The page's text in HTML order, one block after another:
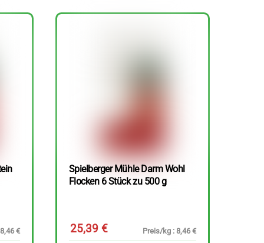
€
Spielberger Mühle Darm Wohl
Flocken 6 Stück zu 500 g
25,39€
Preis/kg : 8,46 €